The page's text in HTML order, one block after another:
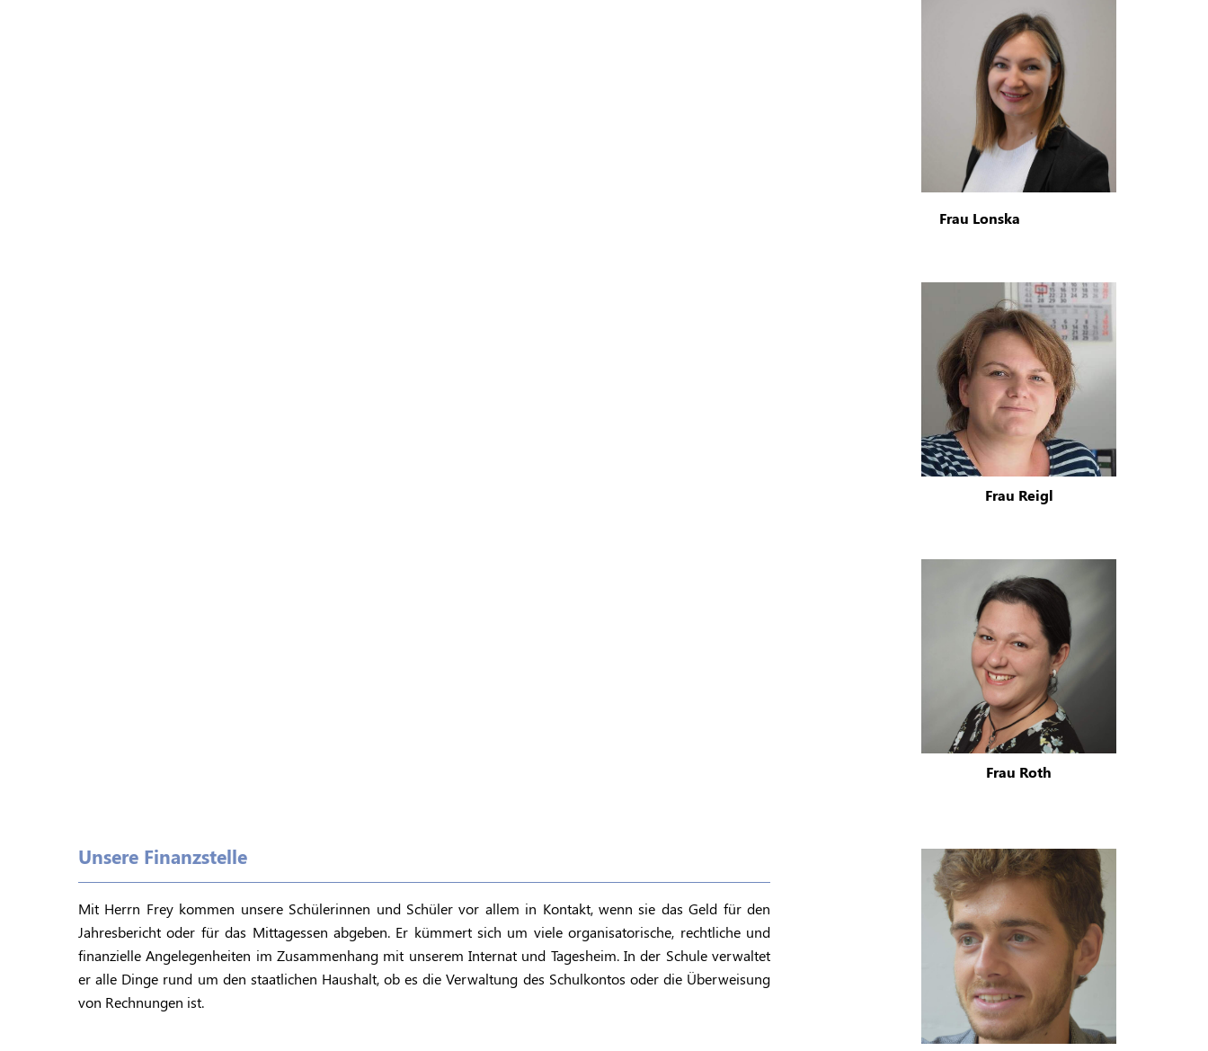
Frau Lonska
Frau Reigl
Frau Roth
Unsere Finanzstelle
Mit Herrn Frey kommen unsere Schülerinnen und Schüler vor allem in Kontakt, wenn sie das Geld für den
Jahresbericht oder für das Mittagessen abgeben. Er kümmert sich um viele organisatorische, rechtliche und
finanzielle Angelegenheiten im Zusammenhang mit unserem Internat und Tagesheim. In der Schule verwaltet
er alle Dinge rund um den staatlichen Haushalt, ob es die Verwaltung des Schulkontos oder die Überweisung
von Rechnungen ist.